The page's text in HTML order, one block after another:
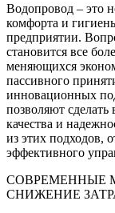
Водопровод – это
комфорта и
предприятии.
становится все
меняющихся
пассивного
инновационных
позволяют
качества и
из этих подходов,
эффективного
СОВРЕМЕННЫЕ
СНИЖЕНИЕ